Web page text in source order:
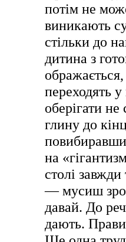
потім не
виникають
стільки до
дитина з
переходять
оберігати
глину до
на
столі
— мусиш
давай. До
дають.